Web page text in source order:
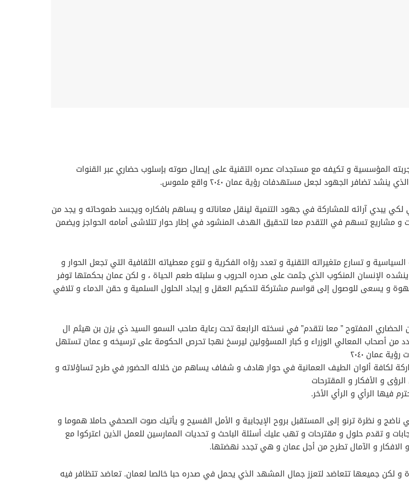
المؤسسية و تكيفه مع مستجدات عصره التقنية على إيصال صوته بإسلوب حضاري عبر القنوات
تضافر الجهود لجعل مستهدفات رؤية عمان ٢٠٤٠ واقع ملموس.
لكي يبدي آرائه للمشاركة في جهود التنمية لينقل معاناته و يساهم بافكاره ويجسد طموحاته و يجد من
مشاريع تسهم في التقدم معا لتحقيق الهدف المنشود في إطار حوار تتلاشى أمامه الحواجز ويضمن
و تسارع متغيراته التقنية و تعدد رؤاه الفكرية و تنوع معطياته الثقافية التي تجعل الحوار و
الإنسان المنكوب الذي جثمت على صدره الحروب و سلبته طعم الحياة ، و لكن عمان بحكمتها توفر
و يسعى للوصول إلى قواسم مشتركة لتحكيم العقل و إيجاد الحلول السلمية و حقن الدماء و تلافي
الحضاري المفتوح ” معا نتقدم” في نسخته الرابعة تحت رعاية صاحب السمو السيد ذي يزن بن هيثم ال
من أصحاب المعالي الوزراء و كبار المسؤولين ليرسخ نهجا تحرص الحكومة على ترسيخه و عمان تستهل
عمان ٢٠٤٠
لكافة ألوان الطيف العمانية في حوار هادف و شفاف يساهم من خلاله الحضور في طرح تساؤلاته و
و الأفكار و المقترحات
الرأي و الرأي الأخر.
و نظرة ترنو إلى المستقبل بروح الإيجابية و الأمل الفسيح و يأتيك صوت الصحفي حاملا هموما و
و تقدم حلول و مقترحات و تهب عليك أسئلة الباحث و تحديات الممارسين للعمل الذين اعتركوا مع
الافكار و الآمال تطرح من أجل عمان و هي تجدد نهضتها.
و لكن جميعها تتعاضد لتعزز جمال المشهد الذي يحمل في صدره حبا خالصا لعمان. تعاضد تتظافر فيه